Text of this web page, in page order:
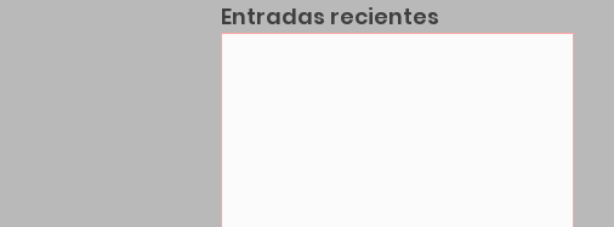
Entradas recientes